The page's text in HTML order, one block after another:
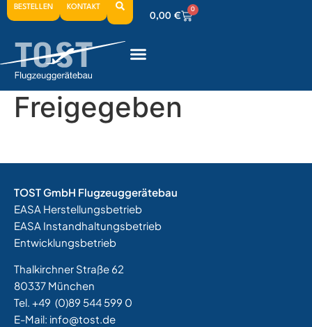
BESTELLEN KONTAKT
0,00 €
0
0,00€ 0
0,00€ 0
Freigegeben
TOST GmbH Flugzeuggerätebau
EASA Herstellungsbetrieb
EASA Instandhaltungsbetrieb
Entwicklungsbetrieb
Thalkirchner Straße 62
80337 München
Tel. +49 (0)89 544 599 0
E-Mail: info@tost.de